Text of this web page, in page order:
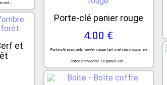
est...
et
Porte-clé panier rouge
4.00 €
Porte-clé avec petit panier rouge fait main au crochet en
coton mercerisé. Le panier est...